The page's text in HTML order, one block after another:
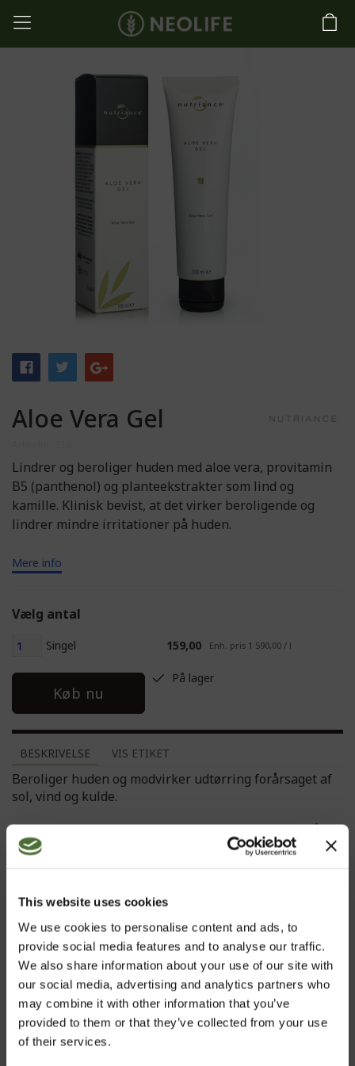
This website uses cookies
We use cookies to personalise content and ads, to
provide social media features and to analyse our traffic.
We also share information about your use of our site with
our social media, advertising and analytics partners who
may combine it with other information that you’ve
provided to them or that they’ve collected from your use
of their services.
Aloe Vera Gel
Lindrer og beroliger huden med aloe vera, provitamin
B5 (panthenol) og planteekstrakter som lind og
kamille. Klinisk bevist, at det virker beroligende og
lindrer mindre irritationer på huden.
Mere info
Vælg antal
Singel 159,00 Enh. pris 1 590,00 / l
Køb nu
På lager
BESKRIVELSE VIS ETIKET
Beroliger huden og modvirker udtørring forårsaget af
sol, vind og kulde.
Øger den velkendte effekt af ren Aloe Vera ved også at
indeholde planteekstrakter, der støtter en sundere hud.
fugtighedsniveauet.
Blødgør huden og støtter elasticitet.
Samarbejder med hudens naturlige lipider for optimal
fugtniveau.
Understøtter naturligt cellefornyelsen.